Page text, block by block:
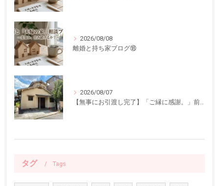
2026/08/08
離婚と持ち家ブログ⑱
2026/08/07
【無事にお引渡し完了】「ご縁に感謝。」前回ご紹介した中古一戸建てのお引渡しが終了しました
タグ Tags